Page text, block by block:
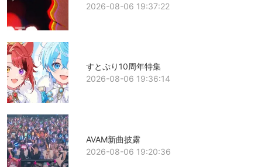
2026-08-06 19:37:22
すとぷり10周年特集
2026-08-06 19:36:14
AVAM新曲披露
2026-08-06 19:20:36